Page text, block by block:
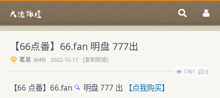
【66点番】66.fan 明盘 777出
茗总 (649) 2022-10-17
[复制链接]
1761
0
【66 点番】 66.fan 明盘 777 出
【点我购买】